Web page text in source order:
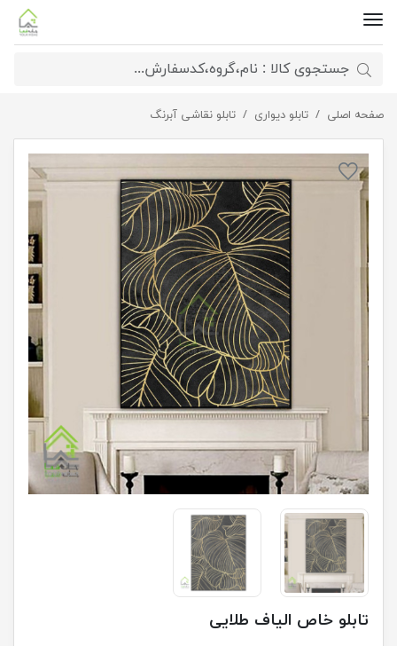
صفحه اصلی تابلو دیواری تابلو نقاشی آبرنگ تابلو خاص الیاف طلایی
تابلو خاص الیاف طلایی